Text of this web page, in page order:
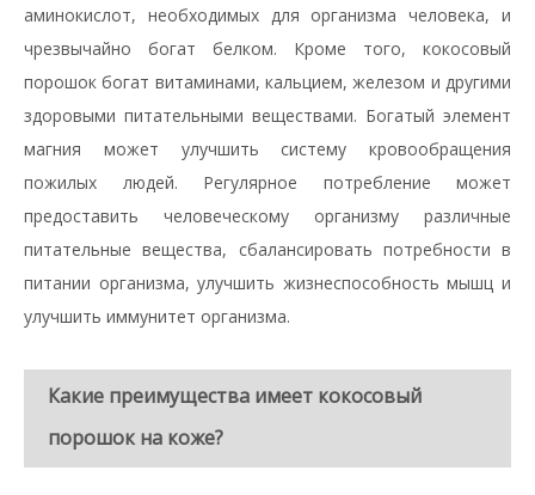
аминокислот, необходимых для организма человека, и
чрезвычайно богат белком. Кроме того, кокосовый
порошок богат витаминами, кальцием, железом и другими
здоровыми питательными веществами. Богатый элемент
магния может улучшить систему кровообращения
пожилых людей. Регулярное потребление может
предоставить человеческому организму различные
питательные вещества, сбалансировать потребности в
питании организма, улучшить жизнеспособность мышц и
улучшить иммунитет организма.
Какие преимущества имеет кокосовый
порошок на коже?